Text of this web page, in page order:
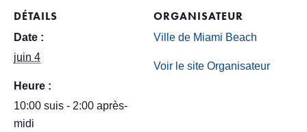
DÉTAILS
Date :
juin 4
Heure :
10:00 suis - 2:00 après-
midi
ORGANISATEUR
Ville de Miami Beach
Voir le site Organisateur